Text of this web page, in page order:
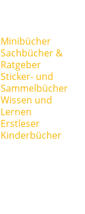
Minibücher
Sachbücher &
Ratgeber
Sticker- und
Sammelbücher
Wissen und
Lernen
Erstleser
Kinderbücher